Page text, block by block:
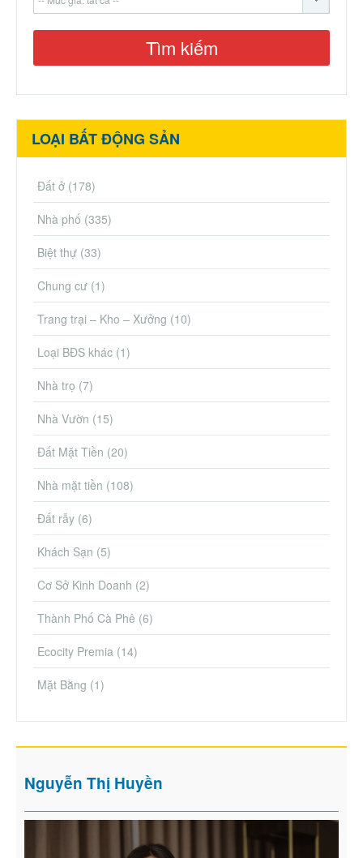
LOẠI BẤT ĐỘNG SẢN
Đất ở (178)
Nhà phố (335)
Biệt thự (33)
Chung cư (1)
Trang trại – Kho – Xưởng (10)
Loại BĐS khác (1)
Nhà trọ (7)
Nhà Vườn (15)
Đất Mặt Tiền (20)
Nhà mặt tiền (108)
Đất rẫy (6)
Khách Sạn (5)
Cơ Sở Kinh Doanh (2)
Thành Phố Cà Phê (6)
Ecocity Premia (14)
Mặt Bằng (1)
Nguyễn Thị Huyền